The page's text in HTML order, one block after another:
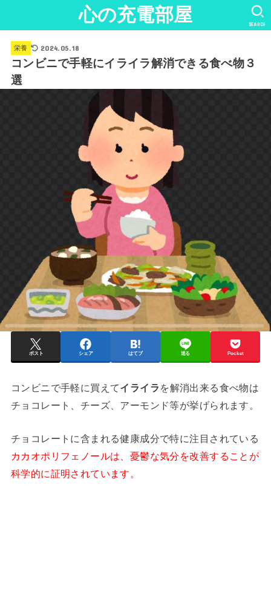
心の充電部屋 SEARCH
栄養 2024.05.18
コンビニで手軽にイライラ解消できる食べ物３
選
ポスト シェア はてブ 送る Pocket
コンビニで手軽に買えてイライラ を解消出来る食べ物は
チョコレート、チーズ、アーモンド等が挙げられます。
チョコレートに含まれる健康成分で特に注目されている
カカオポリフェノールは、憂鬱な気分を改善することが
科学的に証明されています。